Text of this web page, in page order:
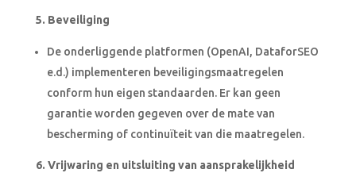
5. Beveiliging
De onderliggende platformen (OpenAI, DataforSEO
e.d.) implementeren beveiligingsmaatregelen
conform hun eigen standaarden. Er kan geen
garantie worden gegeven over de mate van
bescherming of continuïteit van die maatregelen.
6. Vrijwaring en uitsluiting van aansprakelijkheid